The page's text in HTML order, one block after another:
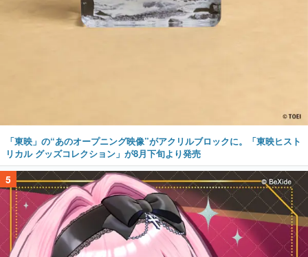
「東映」の“あのオープニング映像”がアクリルブロックに。「東映ヒスト
リカル グッズコレクション」が8月下旬より発売
5